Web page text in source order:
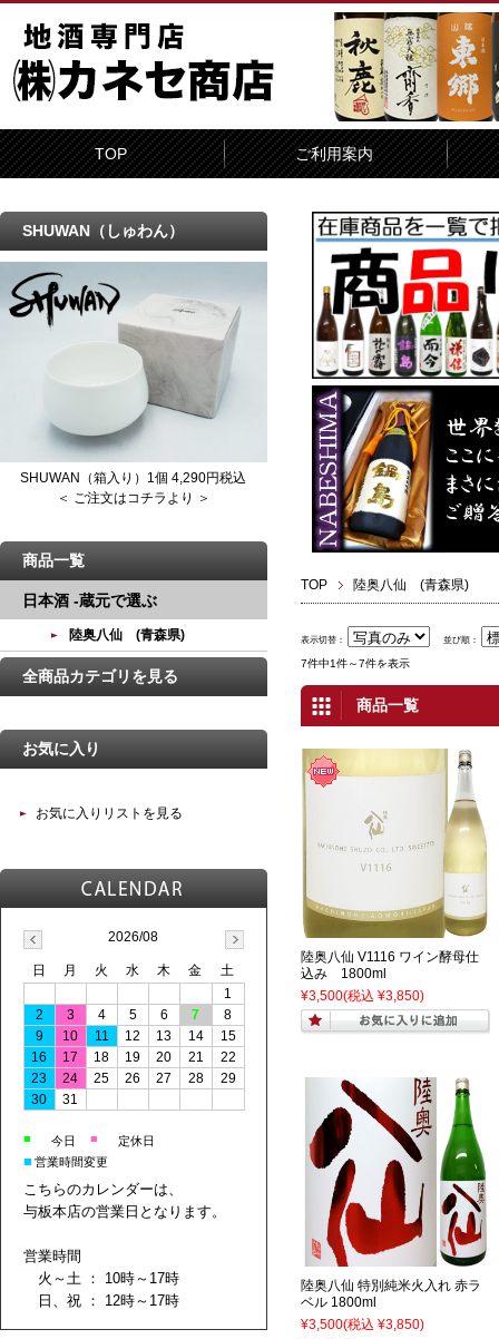
TOP ご利用案内
TOP 陸奥八仙 (青森県)
表示切替： 並び順：
7件中1件～7件を表示
商品一覧
陸奥八仙 V1116 ワイン酵母仕
込み 1800ml
¥3,500(税込 ¥3,850)
陸奥八仙 特別純米火入れ 赤ラ
ベル 1800ml
¥3,500(税込 ¥3,850)
SHUWAN（しゅわん）
SHUWAN（箱入り）1個 4,290円税込
＜ ご注文はコチラより ＞
商品一覧
日本酒 -蔵元で選ぶ
陸奥八仙 (青森県)
全商品カテゴリを見る
お気に入り
お気に入りリストを見る
2026/08
日 月 火 水 木 金
土
1
2
3 4 5 6 7
8
9
10 11 12 13 14
15
16
17 18 19 20 21
22
23
24 25 26 27 28
29
30
31
■ 今日 ■ 定休日
■ 営業時間変更
こちらのカレンダーは、
与板本店の営業日となります。
営業時間
火～土 ： 10時～17時
日、祝 ： 12時～17時